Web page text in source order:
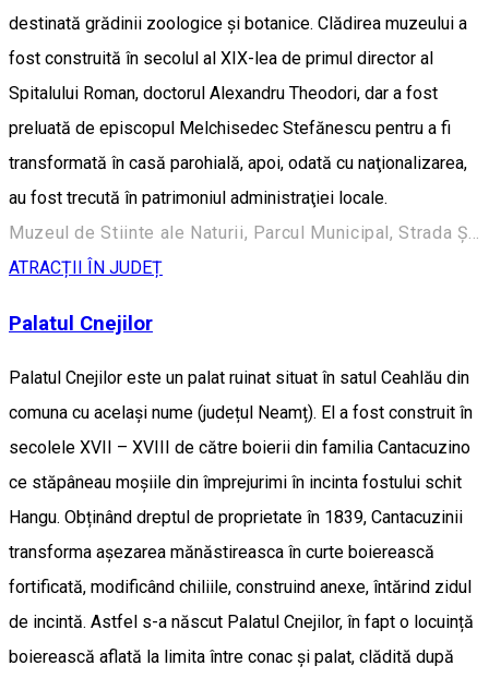
destinată grădinii zoologice şi botanice. Clădirea muzeului a
fost construită în secolul al XIX-lea de primul director al
Spitalului Roman, doctorul Alexandru Theodori, dar a fost
preluată de episcopul Melchisedec Stefănescu pentru a fi
transformată în casă parohială, apoi, odată cu naţionalizarea,
au fost trecută în patrimoniul administraţiei locale.
Muzeul de Stiinte ale Naturii, Parcul Municipal, Strada Ștefan cel Mare 248, Roman 617135, Romania
ATRACȚII ÎN JUDEȚ
Palatul Cnejilor
Palatul Cnejilor este un palat ruinat situat în satul Ceahlău din
comuna cu același nume (județul Neamț). El a fost construit în
secolele XVII – XVIII de către boierii din familia Cantacuzino
ce stăpâneau moșiile din împrejurimi în incinta fostului schit
Hangu. Obținând dreptul de proprietate în 1839, Cantacuzinii
transforma așezarea mănăstireasca în curte boierească
fortificată, modificând chiliile, construind anexe, întărind zidul
de incintă. Astfel s-a născut Palatul Cnejilor, în fapt o locuință
boierească aflată la limita între conac și palat, clădită după